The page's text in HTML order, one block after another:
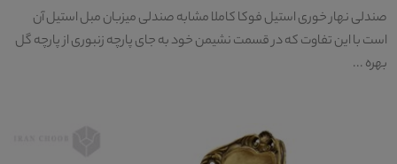
صندلی نهار خوری استیل فوکا کاملا مشابه صندلی میزبان مبل استیل آن
است با این تفاوت که در قسمت نشیمن خود به جای پارچه زنبوری از پارچه گل
بهره ...